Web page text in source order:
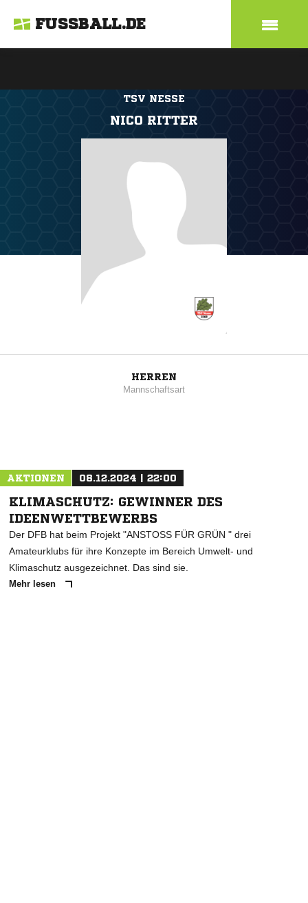
FUSSBALL.DE
TSV NESSE
NICO RITTER
HERREN
Mannschaftsart
AKTIONEN 08.12.2024 | 22:00
KLIMASCHUTZ: GEWINNER DES
IDEENWETTBEWERBS
Der DFB hat beim Projekt "ANSTOSS FÜR GRÜN " drei
Amateurklubs für ihre Konzepte im Bereich Umwelt- und
Klimaschutz ausgezeichnet. Das sind sie.
Mehr lesen